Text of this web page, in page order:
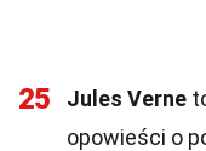
25 Jules Verne
opowieści o